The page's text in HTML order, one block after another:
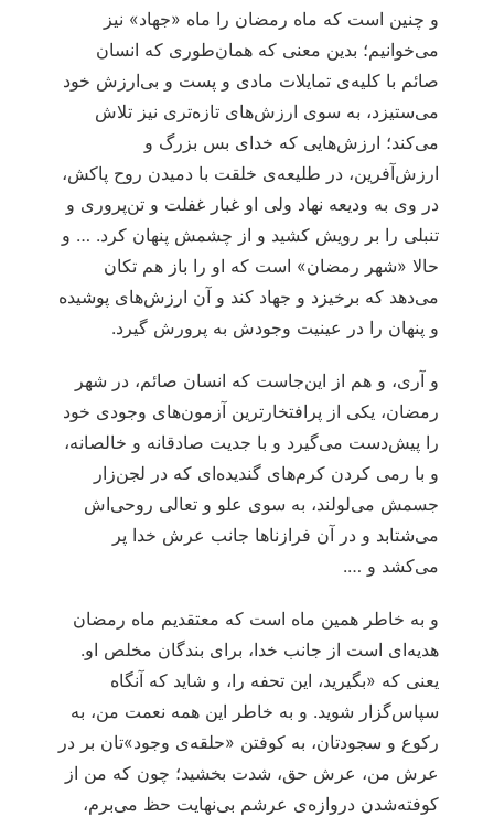
و چنین است که ماه رمضان را ماه «جهاد» نیز
می‌خوانیم؛ بدین معنی که همان‌طوری که انسان
صائم با کلیه‌ی تمایلات مادی و پست و بی‌ارزش خود
می‌ستیزد، به سوی ارزش‌های تازه‌تری نیز تلاش
می‌کند؛ ارزش‌هایی که خدای بس بزرگ و
ارزش‌آفرین، در طلیعه‌ی خلقت با دمیدن روح پاکش،
در وی به ودیعه نهاد ولی او غبار غفلت و تن‌پروری و
تنبلی را بر رویش کشید و از چشمش پنهان کرد. … و
حالا «شهر رمضان» است که او را باز هم تکان
می‌دهد که برخیزد و جهاد کند و آن ارزش‌های پوشیده
و پنهان را در عینیت وجودش به پرورش گیرد.
و آری، و هم از این‌جاست که انسان صائم، در شهر
رمضان، یکی از پرافتخارترین آزمون‌های وجودی خود
را پیش‌دست می‌گیرد و با جدیت صادقانه و خالصانه،
و با رمی کردن کرم‌های گندیده‌ای که در لجن‌زار
جسمش می‌لولند، به سوی علو و تعالی روحی‌اش
می‌شتابد و در آن فرازناها جانب عرش خدا پر
می‌کشد و ….
و به خاطر همین ماه است که معتقدیم ماه رمضان
هدیه‌ای است از جانب خدا، برای بندگان مخلص او.
یعنی که «بگیرید، این تحفه را، و شاید که آنگاه
سپاس‌گزار شوید. و به خاطر این همه نعمت من، به
رکوع و سجودتان، به کوفتن «حلقه‌ی وجود»تان بر در
عرش من، عرش حق، شدت بخشید؛ چون که من از
کوفته‌شدن دروازه‌ی عرشم بی‌نهایت حظ می‌برم،